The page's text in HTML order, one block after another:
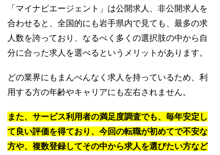
「マイナビエージェント」は公開求人、非公開求人を
合わせると、全国的にも岩手県内で見ても、最多の求
人数を誇っており、なるべく多くの選択肢の中から自
分に合った求人を選べるというメリットがあります。
どの業界にもまんべんなく求人を持っているため、利
用する方の年齢やキャリアにも左右されません。
また、サービス利用者の満足度調査でも、毎年安定し
て良い評価を得ており、今回の転職が初めてで不安な
方や、複数登録してその中から求人を選びたい方など